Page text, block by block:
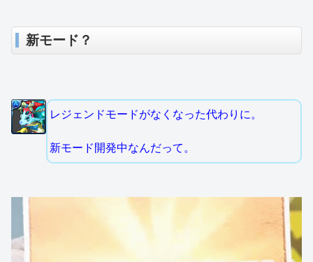
新モード？
レジェンドモードがなくなった代わりに。
新モード開発中なんだって。